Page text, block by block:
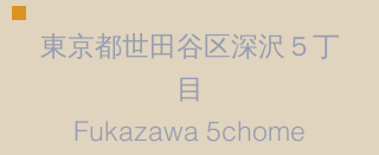
東京都世田谷区深沢５丁
目
Fukazawa 5chome